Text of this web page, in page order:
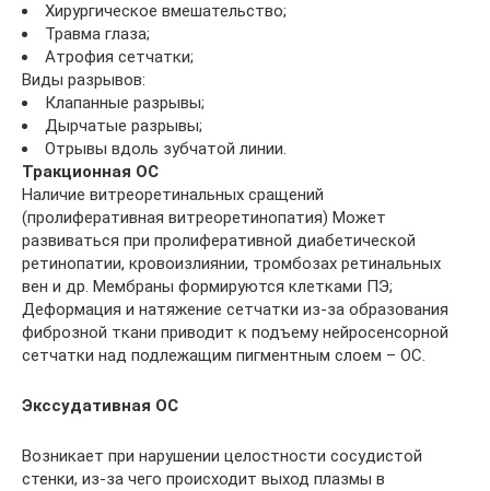
Хирургическое вмешательство;
Травма глаза;
Атрофия сетчатки;
Виды разрывов:
Клапанные разрывы;
Дырчатые разрывы;
Отрывы вдоль зубчатой линии.
Тракционная ОС
Наличие витреоретинальных сращений
(пролиферативная витреоретинопатия) Может
развиваться при пролиферативной диабетической
ретинопатии, кровоизлиянии, тромбозах ретинальных
вен и др. Мембраны формируются клетками ПЭ;
Деформация и натяжение сетчатки из-за образования
фиброзной ткани приводит к подъему нейросенсорной
сетчатки над подлежащим пигментным слоем – ОС.
Экссудативная ОС
Возникает при нарушении целостности сосудистой
стенки, из-за чего происходит выход плазмы в